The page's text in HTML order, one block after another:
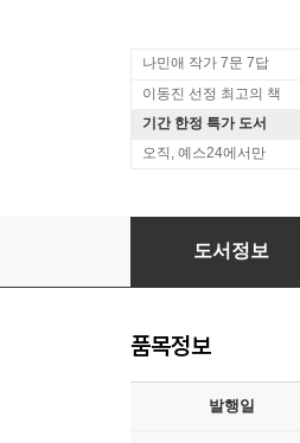
나민애 작가 7문 7답
이동진 선정 최고의 책
기간 한정 특가 도서
오직, 예스24에서만
보통의 언어들
도서정보
품목정보
발행일